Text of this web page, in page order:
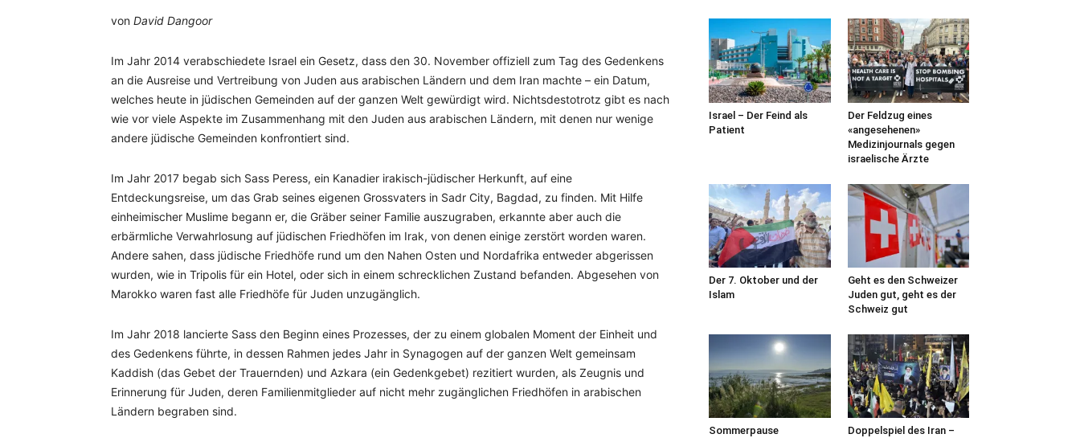
von David Dangoor
Im Jahr 2014 verabschiedete Israel ein Gesetz, dass den 30. November offiziell zum Tag des Gedenkens
an die Ausreise und Vertreibung von Juden aus arabischen Ländern und dem Iran machte – ein Datum,
welches heute in jüdischen Gemeinden auf der ganzen Welt gewürdigt wird. Nichtsdestotrotz gibt es nach
wie vor viele Aspekte im Zusammenhang mit den Juden aus arabischen Ländern, mit denen nur wenige
andere jüdische Gemeinden konfrontiert sind.
Im Jahr 2017 begab sich Sass Peress, ein Kanadier irakisch-jüdischer Herkunft, auf eine
Entdeckungsreise, um das Grab seines eigenen Grossvaters in Sadr City, Bagdad, zu finden. Mit Hilfe
einheimischer Muslime begann er, die Gräber seiner Familie auszugraben, erkannte aber auch die
erbärmliche Verwahrlosung auf jüdischen Friedhöfen im Irak, von denen einige zerstört worden waren.
Andere sahen, dass jüdische Friedhöfe rund um den Nahen Osten und Nordafrika entweder abgerissen
wurden, wie in Tripolis für ein Hotel, oder sich in einem schrecklichen Zustand befanden. Abgesehen von
Marokko waren fast alle Friedhöfe für Juden unzugänglich.
Im Jahr 2018 lancierte Sass den Beginn eines Prozesses, der zu einem globalen Moment der Einheit und
des Gedenkens führte, in dessen Rahmen jedes Jahr in Synagogen auf der ganzen Welt gemeinsam
Kaddish (das Gebet der Trauernden) und Azkara (ein Gedenkgebet) rezitiert wurden, als Zeugnis und
Erinnerung für Juden, deren Familienmitglieder auf nicht mehr zugänglichen Friedhöfen in arabischen
Ländern begraben sind.
Israel – Der Feind als
Patient
Der Feldzug eines
«angesehenen»
Medizinjournals gegen
israelische Ärzte
Der 7. Oktober und der
Islam
Geht es den Schweizer
Juden gut, geht es der
Schweiz gut
Sommerpause
Doppelspiel des Iran –